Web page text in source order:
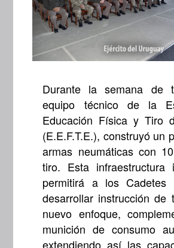
Durante la semana de
equipo técnico de la
Educación Física y Tiro
(E.E.F.T.E.), construyó un
armas neumáticas con
tiro. Esta infraestructura
permitirá a los
desarrollar instrucción de
nuevo enfoque,
munición de consumo
extendiendo así las